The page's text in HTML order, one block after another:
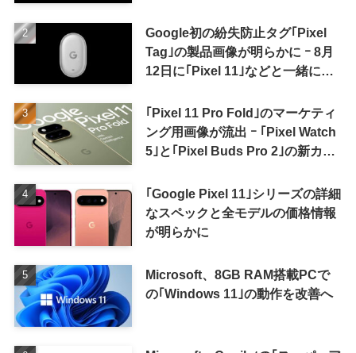
Google初の紛失防止タグ｢Pixel
Tag｣の製品画像が明らかに ｰ 8月
12日に｢Pixel 11｣などと一緒に発
｢Pixel 11 Pro Fold｣のマーケティ
ング用画像が流出 ｰ ｢Pixel Watch
5｣と｢Pixel Buds Pro 2｣の新カラ
｢Google Pixel 11｣シリーズの詳細
なスペックと全モデルの価格情報
が明らかに
Microsoft、8GB RAM搭載PCで
の｢Windows 11｣の動作を改善へ